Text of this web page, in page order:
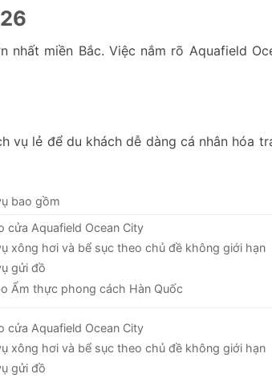
miền Bắc. Việc nắm rõ Aquafield
vụ lẻ để du khách dễ dàng cá nhân hóa
bao gồm
cửa Aquafield Ocean City
xông hơi và bể sục theo chủ đề không giới hạn
gửi đồ
Ẩm thực phong cách Hàn Quốc
cửa Aquafield Ocean City
xông hơi và bể sục theo chủ đề không giới hạn
gửi đồ